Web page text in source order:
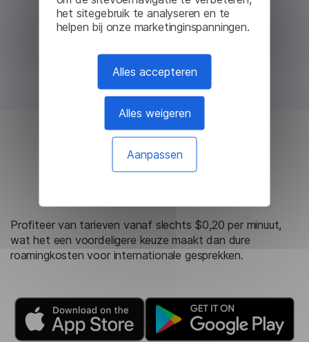
het sitegebruik te analyseren en te
helpen bij onze marketinginspanningen.
Alles accepteren
Alles weigeren
Aanpassen
Goedkoper dan
Profiteer van tarieven vanaf slechts $0,20 per minuut,
wat het een voordeligere keuze maakt dan dure
roamingkosten voor internationale gesprekken.